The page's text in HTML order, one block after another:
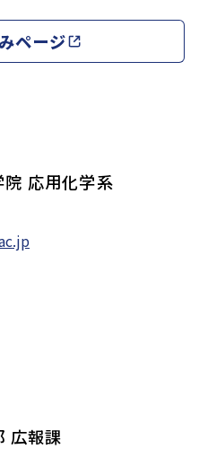
ページ
応用化学系
広報課